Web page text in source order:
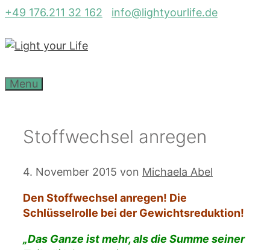
Zum
springen
+49 176.211 32 162 info@lightyourlife.de
Menu
Stoffwechsel anregen
4. November 2015 von Michaela Abel
Den Stoffwechsel anregen! Die
Schlüsselrolle bei der Gewichtsreduktion!
„Das Ganze ist mehr, als die Summe seiner